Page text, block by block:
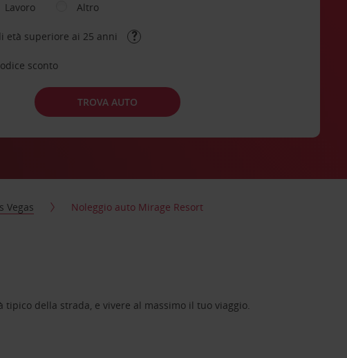
Lavoro Altro
età superiore ai 25 anni
sconto
TROVA AUTO
Vegas Noleggio auto Mirage Resort
della strada, e vivere al massimo il tuo viaggio.